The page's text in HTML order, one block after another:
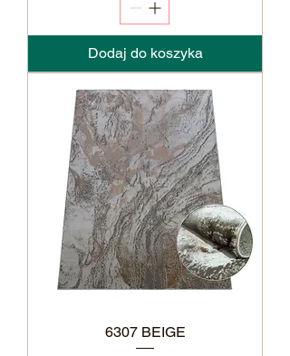
Dodaj do koszyka
6307 BEIGE